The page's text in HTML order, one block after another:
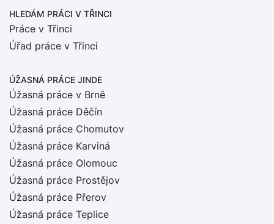
HLEDÁM PRÁCI V TŘINCI
Práce v Třinci
Úřad práce v Třinci
ÚŽASNÁ PRÁCE JINDE
Úžasná práce v Brně
Úžasná práce Děčín
Úžasná práce Chomutov
Úžasná práce Karviná
Úžasná práce Olomouc
Úžasná práce Prostějov
Úžasná práce Přerov
Úžasná práce Teplice